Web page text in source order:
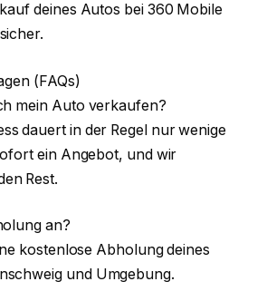
deines Autos bei 360 Mobile
(FAQs)
mein Auto verkaufen?
dauert in der Regel nur wenige
ein Angebot, und wir
Rest.
an?
kostenlose Abholung deines
und Umgebung.